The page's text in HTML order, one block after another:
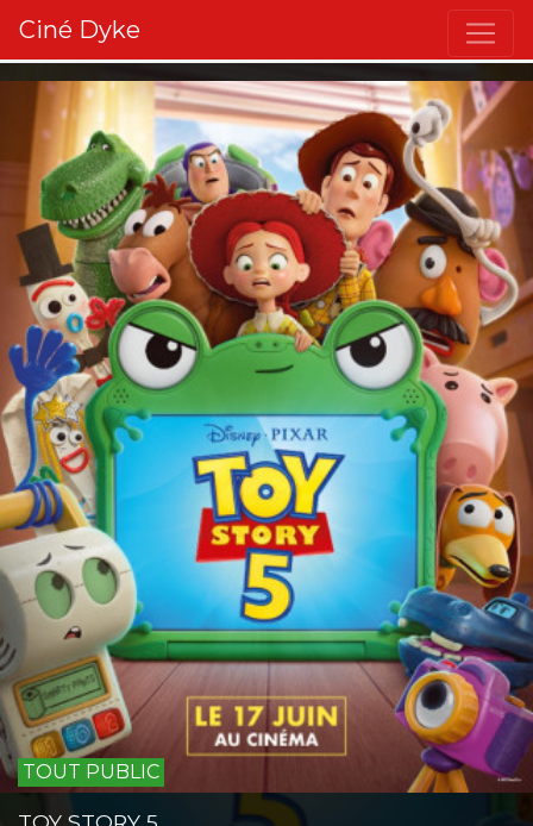
Ciné Dyke
TOUT PUBLIC